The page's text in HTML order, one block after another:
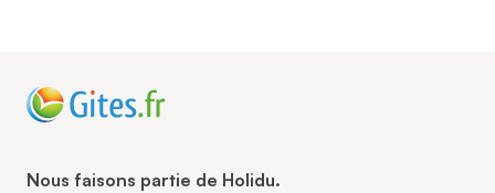
Nous faisons partie de Holidu.